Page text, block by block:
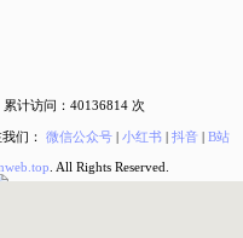
累计访问： 40136814次
我们：微信公众号 |小红书 |抖音 |B站
. All Rights Reserved.